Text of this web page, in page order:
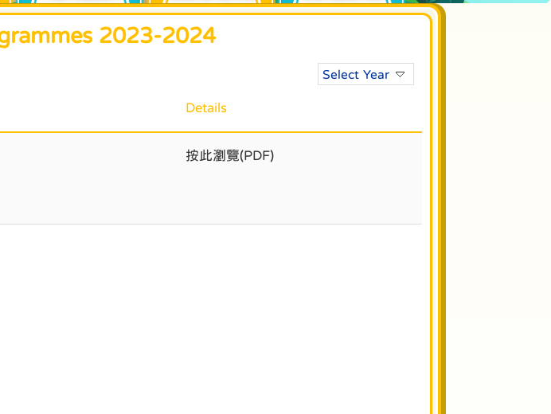
2023-2024
Select Year
Details
按此瀏覽(PDF)